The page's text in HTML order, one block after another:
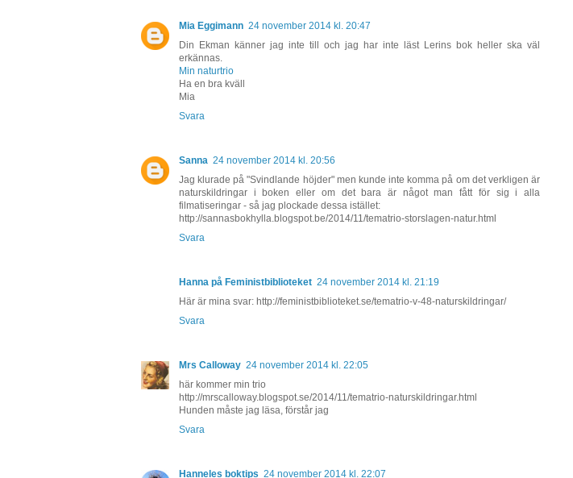
Mia Eggimann 24 november 2014 kl. 20:47
Din Ekman känner jag inte till och jag har inte läst Lerins bok heller ska väl
erkännas.
Min naturtrio
Ha en bra kväll
Mia
Svara
Sanna 24 november 2014 kl. 20:56
Jag klurade på "Svindlande höjder" men kunde inte komma på om det verkligen är
naturskildringar i boken eller om det bara är något man fått för sig i alla
filmatiseringar - så jag plockade dessa istället:
http://sannasbokhylla.blogspot.be/2014/11/tematrio-storslagen-natur.html
Svara
Hanna på Feministbiblioteket 24 november 2014 kl. 21:19
Här är mina svar: http://feministbiblioteket.se/tematrio-v-48-naturskildringar/
Svara
Mrs Calloway 24 november 2014 kl. 22:05
här kommer min trio
http://mrscalloway.blogspot.se/2014/11/tematrio-naturskildringar.html
Hunden måste jag läsa, förstår jag
Svara
Hanneles boktips 24 november 2014 kl. 22:07